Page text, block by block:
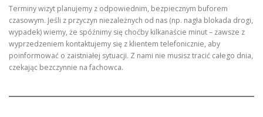
Terminy wizyt planujemy z odpowiednim, bezpiecznym buforem
czasowym. Jeśli z przyczyn niezależnych od nas (np. nagła blokada drogi,
wypadek) wiemy, że spóźnimy się choćby kilkanaście minut – zawsze z
wyprzedzeniem kontaktujemy się z klientem telefonicznie, aby
poinformować o zaistniałej sytuacji. Z nami nie musisz tracić całego dnia,
czekając bezczynnie na fachowca.